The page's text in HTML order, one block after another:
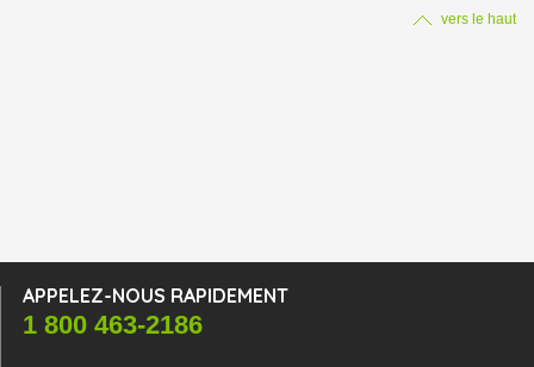
vers le haut
APPELEZ-NOUS RAPIDEMENT
1 800 463-2186